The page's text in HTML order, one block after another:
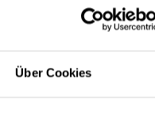
Über Cookies